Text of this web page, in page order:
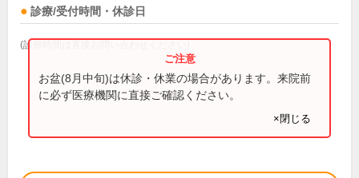
診療/受付時間・休診日
(診療時間は直接お問い合わせください)
お盆(8月中旬)は休診・休業の場合があります。来院前
に必ず医療機関に直接ご確認ください。
×閉じる